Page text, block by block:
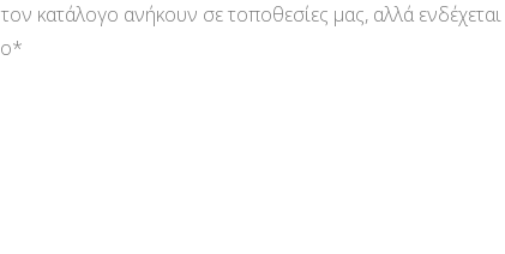
κατάλογο ανήκουν σε τοποθεσίες μας, αλλά ενδέχεται